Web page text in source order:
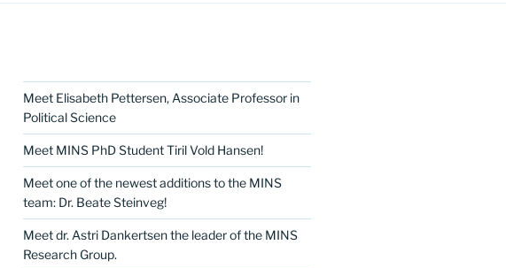
Meet Elisabeth Pettersen, Associate Professor in
Political Science
Meet MINS PhD Student Tiril Vold Hansen!
Meet one of the newest additions to the MINS
team: Dr. Beate Steinveg!
Meet dr. Astri Dankertsen the leader of the MINS
Research Group.